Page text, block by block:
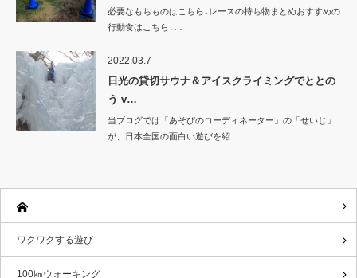
必要なもちものはこちら↓レースの持ち物まとめおすすめの
行動食はこちら↓…
2022.03.7
日光の貸切サウナ＆アイスクライミングでととの
う v…
当ブログでは「あそびのコーディネーター」の「せいじ」
が、日本全国の面白い遊びを紹…
ワクワクする遊び
100㎞ウォーキング